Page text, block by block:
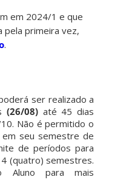
em 2024/1 e que
pela primeira vez,
.
ser realizado a
(26/08) até 45 dias
Não é permitido o
em seu semestre de
de períodos para
(quatro) semestres.
Aluno para mais